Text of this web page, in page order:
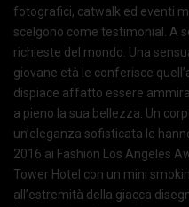
fotografici, catwalk ed eventi
scelgono come testimonial. A
richieste del mondo. Una
giovane età le conferisce
dispiace affatto essere
a pieno la sua bellezza. Un
un’eleganza sofisticata le
2016 ai Fashion Los Angeles
Tower Hotel con un mini
all’estremità della giacca